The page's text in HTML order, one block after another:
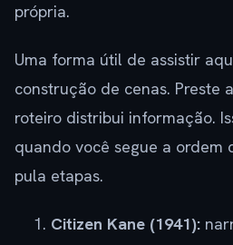
própria.
Uma forma útil de assistir
construção de cenas. Preste
roteiro distribui informação.
quando você segue a ordem
pula etapas.
Citizen Kane (1941):